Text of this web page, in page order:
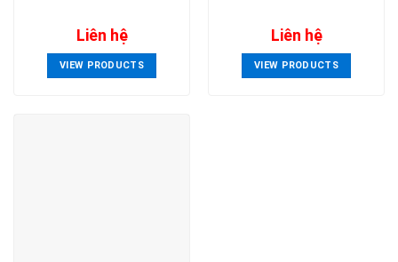
Liên hệ
VIEW PRODUCTS
Liên hệ
VIEW PRODUCTS